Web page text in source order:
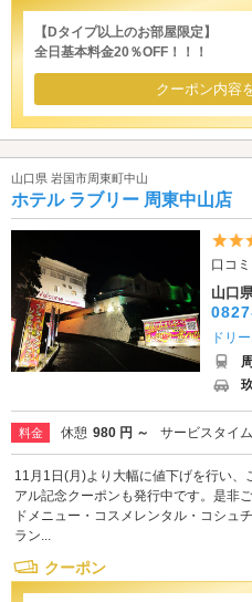
【Dタイプ以上のお部屋限定】
全日基本料金20％OFF！！！
クーポン内容
山口県 岩国市周東町中山
ホテル ラブリー 周東中山店
口コ
山口
ドリ
料金 休憩 980 円 ～ サービスタイム
11月1日(月)より大幅に値下げを行い、
アル記念クーポンも発行中です。是非
ドメニュー・コスメレンタル・コシュ
ラン...
クーポン